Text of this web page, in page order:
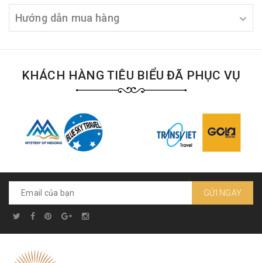
Hướng dẫn mua hàng
KHÁCH HÀNG TIÊU BIỂU ĐÃ PHỤC VỤ
GỬI NGAY